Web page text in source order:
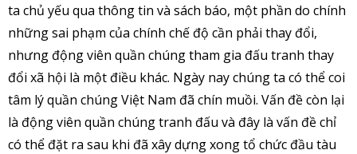
ta chủ yếu qua thông tin và sách báo, một phần do chính
những sai phạm của chính chế độ cần phải thay đổi,
nhưng động viên quần chúng tham gia đấu tranh thay
đổi xã hội là một điều khác. Ngày nay chúng ta có thể coi
tâm lý quần chúng Việt Nam đã chín muồi. Vấn đề còn lại
là động viên quần chúng tranh đấu và đây là vấn đề chỉ
có thể đặt ra sau khi đã xây dựng xong tổ chức đầu tàu